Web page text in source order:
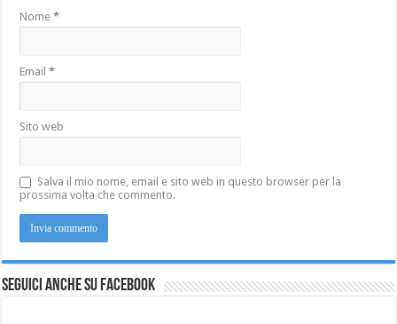
Nome*
Email*
Sito web
Salva il mio nome, email e sito web in questo browser per la
prossima volta che commento.
Seguici anche su Facebook